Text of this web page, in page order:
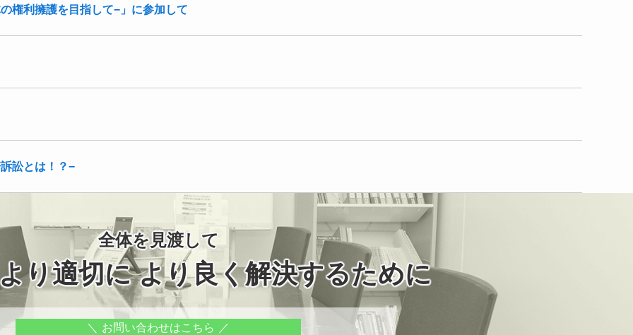
権利擁護を目指して−」に参加して
訟とは！？−
全体を見渡して
り適切に より良く解決するために
お問い合わせはこちら